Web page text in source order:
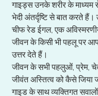
गाइड्स उनके शरीर के माध्यम
भेदी अंतर्दृष्टि से बात करते
चीफ रेड ईगल, एक
जीवन के किसी भी पहलू पर
उत्तर देते हैं।
जीवन के सभी पहलुओं, प्रेम,
जीवंत अस्तित्व को कैसे जिया
गाइड के साथ व्यक्तिगत